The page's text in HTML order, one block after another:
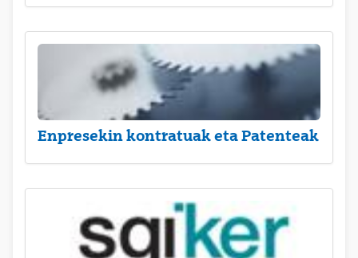
Enpresekin kontratuak eta Patenteak